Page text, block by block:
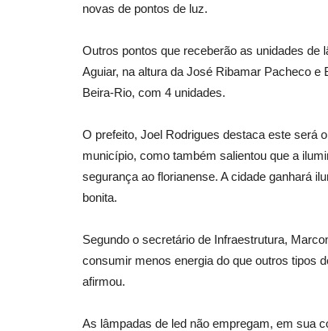
novas de pontos de luz.
Outros pontos que receberão as unidades de
Aguiar, na altura da José Ribamar Pacheco
Beira-Rio, com 4 unidades.
O prefeito, Joel Rodrigues destaca este será
município, como também salientou que a
segurança ao florianense. A cidade ganhará
bonita.
Segundo o secretário de Infraestrutura,
consumir menos energia do que outros tipos
afirmou.
As lâmpadas de led não empregam, em sua